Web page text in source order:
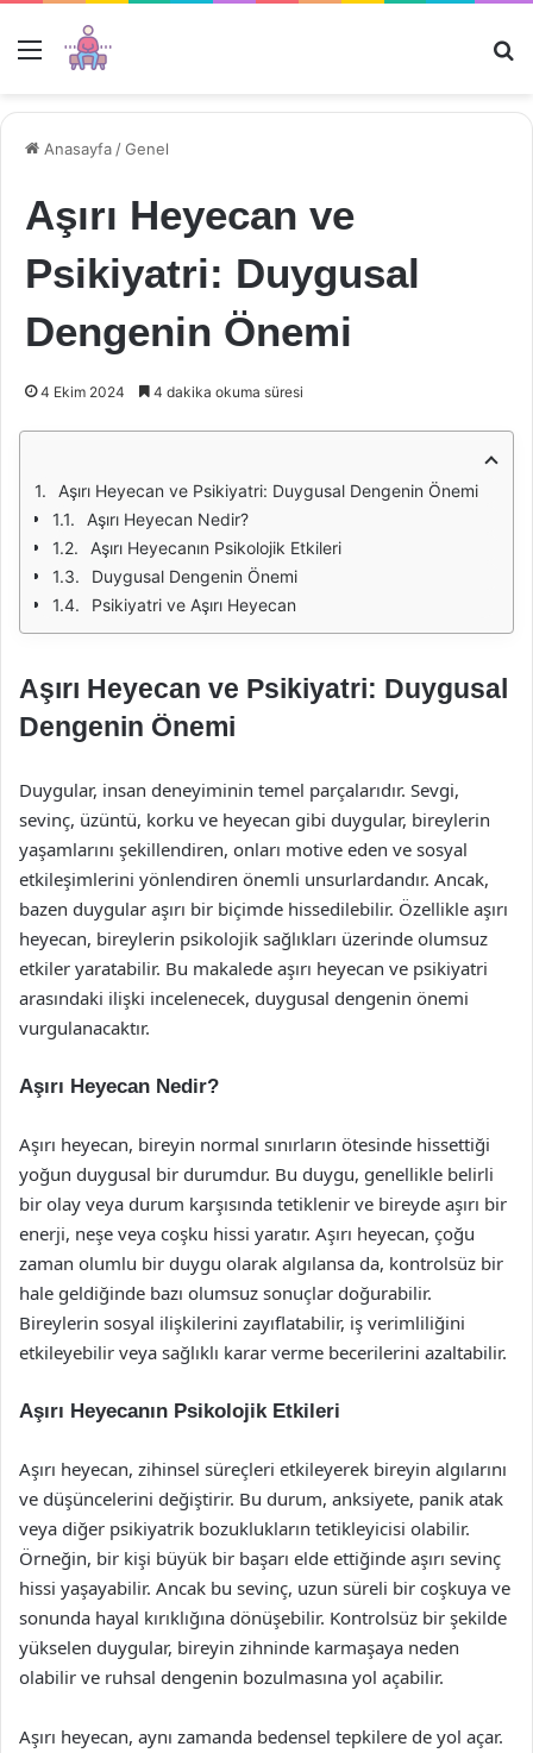
Menü
Anasayfa /Genel
Aşırı Heyecan ve
Psikiyatri: Duygusal
Dengenin Önemi
4 Ekim 2024 4 dakika okuma süresi
Aşırı Heyecan ve Psikiyatri: Duygusal Dengenin Önemi
Aşırı Heyecan Nedir?
Aşırı Heyecanın Psikolojik Etkileri
Duygusal Dengenin Önemi
Psikiyatri ve Aşırı Heyecan
Aşırı Heyecan ve Psikiyatri: Duygusal
Dengenin Önemi
Duygular, insan deneyiminin temel parçalarıdır. Sevgi,
sevinç, üzüntü, korku ve heyecan gibi duygular, bireylerin
yaşamlarını şekillendiren, onları motive eden ve sosyal
etkileşimlerini yönlendiren önemli unsurlardandır. Ancak,
bazen duygular aşırı bir biçimde hissedilebilir. Özellikle aşırı
heyecan, bireylerin psikolojik sağlıkları üzerinde olumsuz
etkiler yaratabilir. Bu makalede aşırı heyecan ve psikiyatri
arasındaki ilişki incelenecek, duygusal dengenin önemi
vurgulanacaktır.
Aşırı Heyecan Nedir?
Aşırı heyecan, bireyin normal sınırların ötesinde hissettiği
yoğun duygusal bir durumdur. Bu duygu, genellikle belirli
bir olay veya durum karşısında tetiklenir ve bireyde aşırı bir
enerji, neşe veya coşku hissi yaratır. Aşırı heyecan, çoğu
zaman olumlu bir duygu olarak algılansa da, kontrolsüz bir
hale geldiğinde bazı olumsuz sonuçlar doğurabilir.
Bireylerin sosyal ilişkilerini zayıflatabilir, iş verimliliğini
etkileyebilir veya sağlıklı karar verme becerilerini azaltabilir.
Aşırı Heyecanın Psikolojik Etkileri
Aşırı heyecan, zihinsel süreçleri etkileyerek bireyin algılarını
ve düşüncelerini değiştirir. Bu durum, anksiyete, panik atak
veya diğer psikiyatrik bozuklukların tetikleyicisi olabilir.
Örneğin, bir kişi büyük bir başarı elde ettiğinde aşırı sevinç
hissi yaşayabilir. Ancak bu sevinç, uzun süreli bir coşkuya ve
sonunda hayal kırıklığına dönüşebilir. Kontrolsüz bir şekilde
yükselen duygular, bireyin zihninde karmaşaya neden
olabilir ve ruhsal dengenin bozulmasına yol açabilir.
Aşırı heyecan, aynı zamanda bedensel tepkilere de yol açar.